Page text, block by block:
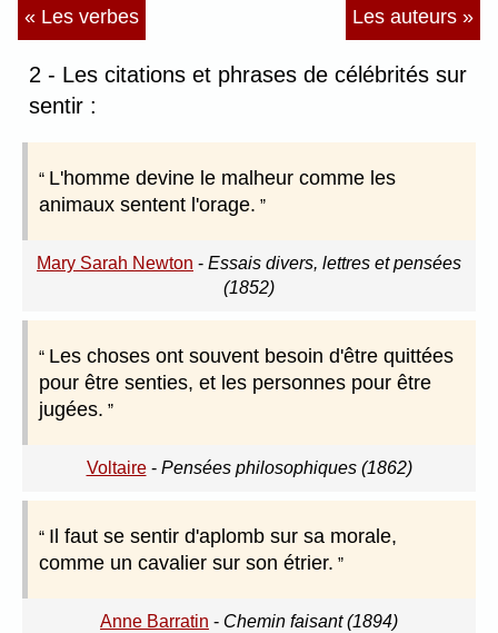
« Les verbes Les auteurs »
2 - Les citations et phrases de célébrités sur
sentir :
L'homme devine le malheur comme les
animaux sentent l'orage.
Mary Sarah Newton - Essais divers, lettres et pensées
(1852)
Les choses ont souvent besoin d'être quittées
pour être senties, et les personnes pour être
jugées.
Voltaire- Pensées philosophiques (1862)
Il faut se sentir d'aplomb sur sa morale,
comme un cavalier sur son étrier.
Anne Barratin - Chemin faisant (1894)